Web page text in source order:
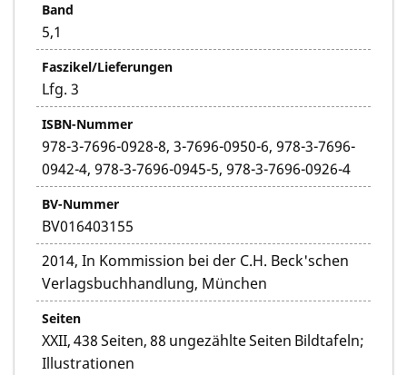
Band
5,1
Faszikel/Lieferungen
Lfg. 3
ISBN-Nummer
978-3-7696-0928-8, 3-7696-0950-6, 978-3-7696-
0942-4, 978-3-7696-0945-5, 978-3-7696-0926-4
BV-Nummer
BV016403155
2014, In Kommission bei der C.H. Beck'schen
Verlagsbuchhandlung, München
Seiten
XXII, 438 Seiten, 88 ungezählte Seiten Bildtafeln;
Illustrationen